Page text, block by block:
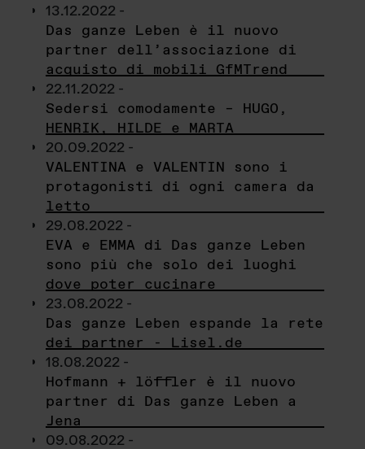
13.12.2022 -
Das ganze Leben è il nuovo
partner dell’associazione di
acquisto di mobili GfMTrend
22.11.2022 -
Sedersi comodamente – HUGO,
HENRIK, HILDE e MARTA
20.09.2022 -
VALENTINA e VALENTIN sono i
protagonisti di ogni camera da
letto
29.08.2022 -
EVA e EMMA di Das ganze Leben
sono più che solo dei luoghi
dove poter cucinare
23.08.2022 -
Das ganze Leben espande la rete
dei partner - Lisel.de
18.08.2022 -
Hofmann + löffler è il nuovo
partner di Das ganze Leben a
Jena
09.08.2022 -